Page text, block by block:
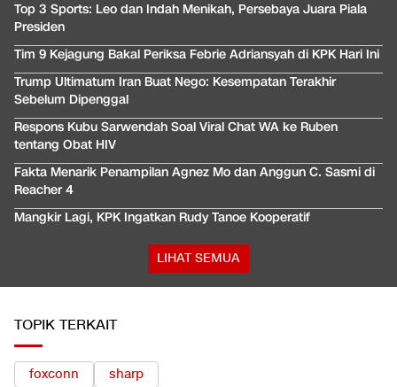
Top 3 Sports: Leo dan Indah Menikah, Persebaya Juara Piala
Presiden
Tim 9 Kejagung Bakal Periksa Febrie Adriansyah di KPK Hari Ini
Trump Ultimatum Iran Buat Nego: Kesempatan Terakhir
Sebelum Dipenggal
Respons Kubu Sarwendah Soal Viral Chat WA ke Ruben
tentang Obat HIV
Fakta Menarik Penampilan Agnez Mo dan Anggun C. Sasmi di
Reacher 4
Mangkir Lagi, KPK Ingatkan Rudy Tanoe Kooperatif
LIHAT SEMUA
TOPIK TERKAIT
foxconn sharp